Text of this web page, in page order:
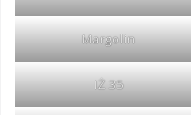
Margolin
IŻ 35